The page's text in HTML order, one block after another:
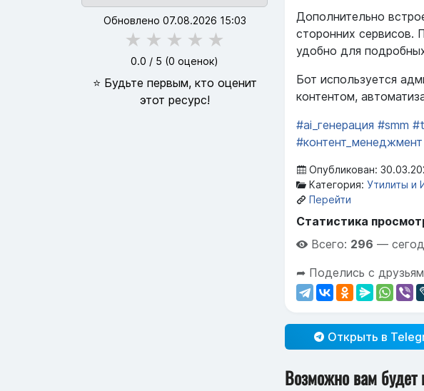
Обновлено 07.08.2026 15:03
★ ★ ★ ★ ★
0.0 / 5 (0 оценок)
⭐ Будьте первым, кто оценит
этот ресурс!
Дополнительно
сторонних сервисов.
удобно для
Бот используется
контентом,
#ai_генерация #smm
#контент_менеджмент
Опубликован:
Категория: Утилиты и
Перейти
Статистика
Всего: 296 —
➦ Поделись с
Открыть в
Возможно вам будет